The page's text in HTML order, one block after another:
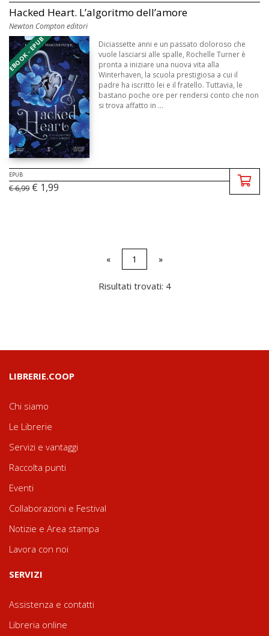
Hacked Heart. L’algoritmo dell’amore
Newton Compton editori
EBOOK - EPUB
Diciassette anni e un passato doloroso che
vuole lasciarsi alle spalle, Rochelle Turner è
pronta a iniziare una nuova vita alla
Winterhaven, la scuola prestigiosa a cui il
padre ha iscritto lei e il fratello. Tuttavia, le
bastano poche ore per rendersi conto che non
si trova affatto in ...
EPUB
€ 6,99 € 1,99
« 1 »
Risultati trovati: 4
LIBRERIE.COOP
Chi siamo
Le Librerie
Servizi e vantaggi
Raccolta punti
Eventi
Collaborazioni e Festival
Notizie e Area stampa
Lavora con noi
SERVIZI
Assistenza e contatti
Libreria online